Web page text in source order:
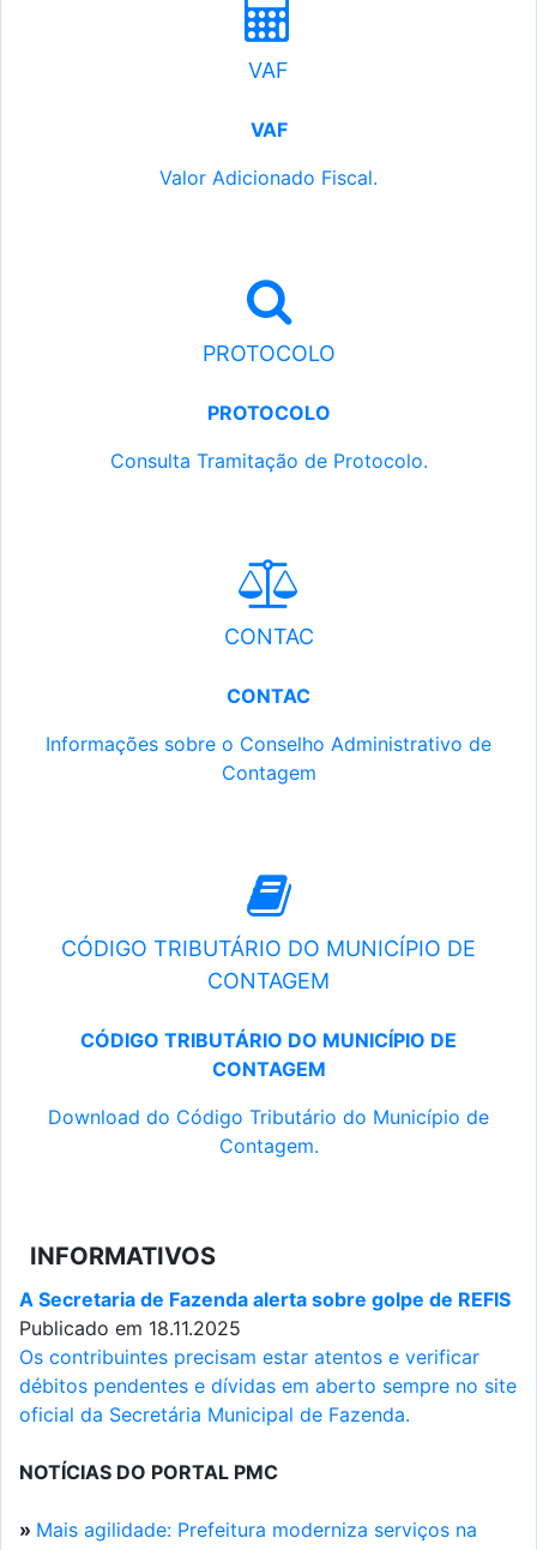
VAF
VAF
Valor Adicionado Fiscal.
PROTOCOLO
PROTOCOLO
Consulta Tramitação de Protocolo.
CONTAC
CONTAC
Informações sobre o Conselho Administrativo de
Contagem
CÓDIGO TRIBUTÁRIO DO MUNICÍPIO DE
CONTAGEM
CÓDIGO TRIBUTÁRIO DO MUNICÍPIO DE
CONTAGEM
Download do Código Tributário do Município de
Contagem.
INFORMATIVOS
A Secretaria de Fazenda alerta sobre golpe de REFIS
Publicado em 18.11.2025
Os contribuintes precisam estar atentos e verificar
débitos pendentes e dívidas em aberto sempre no site
oficial da Secretária Municipal de Fazenda.
NOTÍCIAS DO PORTAL PMC
» Mais agilidade: Prefeitura moderniza serviços na